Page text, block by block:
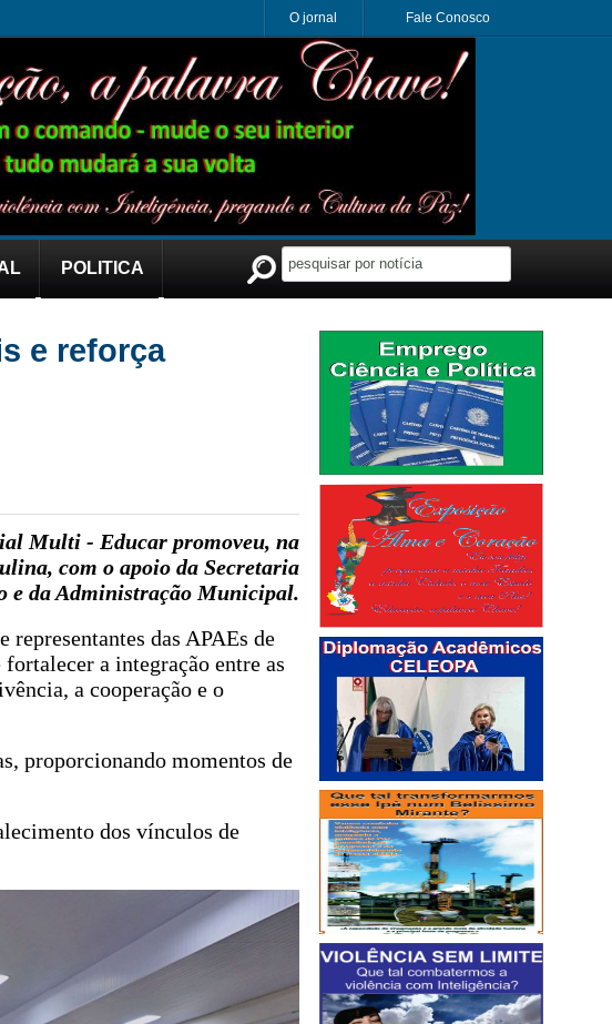
O jornal Fale Conosco
POLITICA
e reforça
Multi - Educar promoveu, na
com o apoio da Secretaria
e da Administração Municipal.
das APAEs de
a integração entre as
a cooperação e o
proporcionando momentos de
dos vínculos de